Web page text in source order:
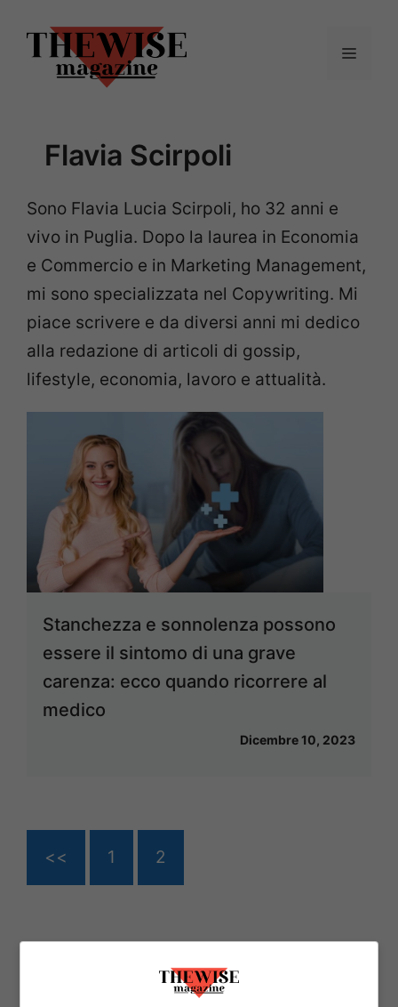
contenuto
Menu
Flavia Scirpoli
Sono Flavia Lucia Scirpoli, ho 32 anni e
vivo in Puglia. Dopo la laurea in Economia
e Commercio e in Marketing Management,
mi sono specializzata nel Copywriting. Mi
piace scrivere e da diversi anni mi dedico
alla redazione di articoli di gossip,
lifestyle, economia, lavoro e attualità.
Stanchezza e sonnolenza possono
essere il sintomo di una grave
carenza: ecco quando ricorrere al
medico
Dicembre 10, 2023
<< 1 2